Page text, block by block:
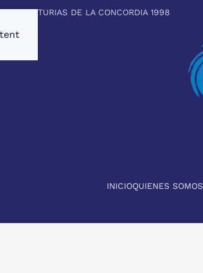
DE ASTURIAS DE LA CONCORDIA 1998
INICIOQUIENES SOMOS